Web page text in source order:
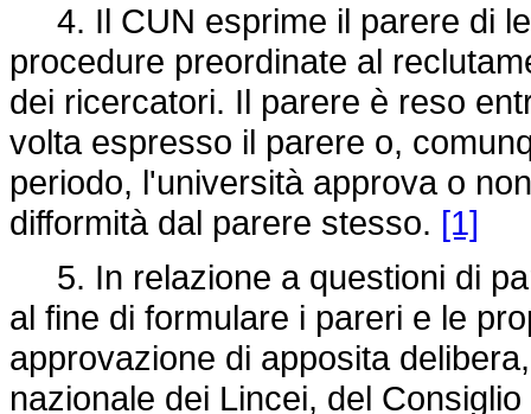
4. Il CUN esprime il parere di
procedure preordinate al
dei ricercatori. Il parere è reso
volta espresso il parere o,
periodo, l'università approva o
difformità dal parere stesso. [1]
5. In relazione a questioni di
al fine di formulare i pareri e le
approvazione di apposita
nazionale dei Lincei, del